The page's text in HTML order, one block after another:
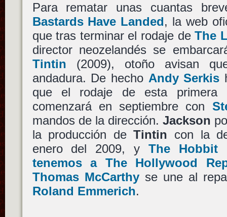
Para rematar unas cuantas
Bastards Have Landed, la web
que tras terminar el rodaje deThe
director neozelandés se
Tintin (2009), otoño avisan
andadura. De hecho Andy Serkis
que el rodaje de esta primera
comenzará en septiembre con
mandos de la dirección.Jackson
la producción deTintin con la
enero del 2009, yThe Hobbit
tenemos a The Hollywood
Thomas McCarthyse une al
Roland Emmerich.